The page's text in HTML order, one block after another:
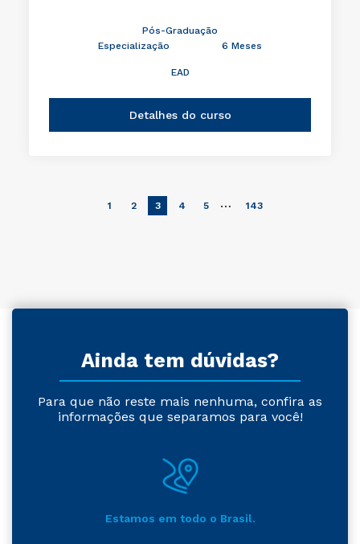
Pós-Graduação
Especialização
6 Meses
EAD
Detalhes do curso
1 2 3 4 5 … 143
Ainda tem dúvidas?
Para que não reste mais nenhuma, confira as
informações que separamos para você!
Estamos em todo o Brasil.